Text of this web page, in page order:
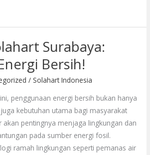
Surabaya:
Bersih!
/ Solahart Indonesia
penggunaan energi bersih bukan hanya
kebutuhan utama bagi masyarakat
akan pentingnya menjaga lingkungan dan
pada sumber energi fosil.
ramah lingkungan seperti pemanas air